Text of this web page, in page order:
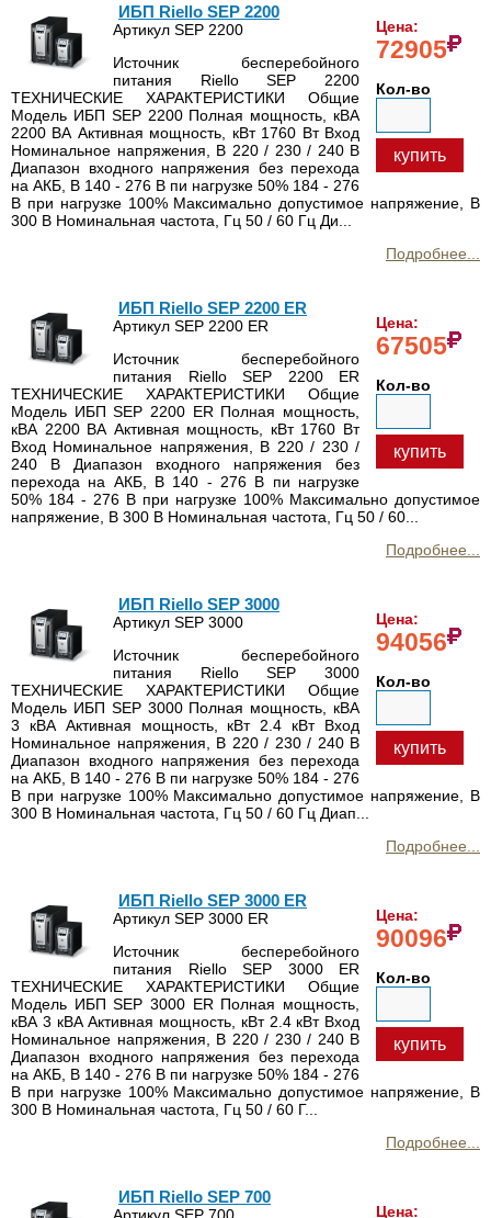
Цена:
72905
Кол-во
купить
ИБП Riello SEP 2200
Артикул SEP 2200
Источник бесперебойного
питания Riello SEP 2200
ТЕХНИЧЕСКИЕ ХАРАКТЕРИСТИКИ Общие
Модель ИБП SEP 2200 Полная мощность, кВА
2200 ВА Активная мощность, кВт 1760 Вт Вход
Номинальное напряжения, В 220 / 230 / 240 В
Диапазон входного напряжения без перехода
на АКБ, В 140 - 276 В пи нагрузке 50% 184 - 276
В при нагрузке 100% Максимально допустимое напряжение, В
300 В Номинальная частота, Гц 50 / 60 Гц Ди...
Подробнее...
Цена:
67505
Кол-во
купить
ИБП Riello SEP 2200 ER
Артикул SEP 2200 ER
Источник бесперебойного
питания Riello SEP 2200 ER
ТЕХНИЧЕСКИЕ ХАРАКТЕРИСТИКИ Общие
Модель ИБП SEP 2200 ER Полная мощность,
кВА 2200 ВА Активная мощность, кВт 1760 Вт
Вход Номинальное напряжения, В 220 / 230 /
240 В Диапазон входного напряжения без
перехода на АКБ, В 140 - 276 В пи нагрузке
50% 184 - 276 В при нагрузке 100% Максимально допустимое
напряжение, В 300 В Номинальная частота, Гц 50 / 60...
Подробнее...
Цена:
94056
Кол-во
купить
ИБП Riello SEP 3000
Артикул SEP 3000
Источник бесперебойного
питания Riello SEP 3000
ТЕХНИЧЕСКИЕ ХАРАКТЕРИСТИКИ Общие
Модель ИБП SEP 3000 Полная мощность, кВА
3 кВА Активная мощность, кВт 2.4 кВт Вход
Номинальное напряжения, В 220 / 230 / 240 В
Диапазон входного напряжения без перехода
на АКБ, В 140 - 276 В пи нагрузке 50% 184 - 276
В при нагрузке 100% Максимально допустимое напряжение, В
300 В Номинальная частота, Гц 50 / 60 Гц Диап...
Подробнее...
Цена:
90096
Кол-во
купить
ИБП Riello SEP 3000 ER
Артикул SEP 3000 ER
Источник бесперебойного
питания Riello SEP 3000 ER
ТЕХНИЧЕСКИЕ ХАРАКТЕРИСТИКИ Общие
Модель ИБП SEP 3000 ER Полная мощность,
кВА 3 кВА Активная мощность, кВт 2.4 кВт Вход
Номинальное напряжения, В 220 / 230 / 240 В
Диапазон входного напряжения без перехода
на АКБ, В 140 - 276 В пи нагрузке 50% 184 - 276
В при нагрузке 100% Максимально допустимое напряжение, В
300 В Номинальная частота, Гц 50 / 60 Г...
Подробнее...
Цена:
ИБП Riello SEP 700
Артикул SEP 700